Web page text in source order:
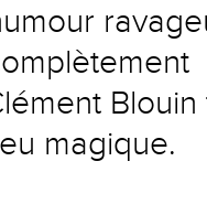
magique.